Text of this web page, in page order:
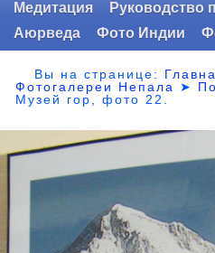
Медитация
Руководство
Аюрведа
Фото Индии
Вы на странице:
Фотогалереи Непала
➤
Музей гор,фото 22.